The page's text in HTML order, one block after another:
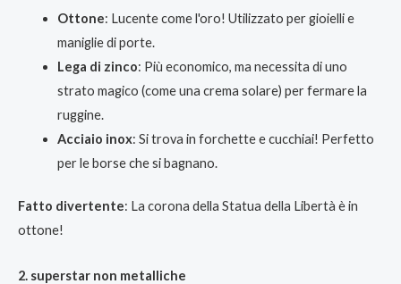
Ottone: Lucente come l'oro! Utilizzato per gioielli e
maniglie di porte.
Lega di zinco: Più economico, ma necessita di uno
strato magico (come una crema solare) per fermare la
ruggine.
Acciaio inox: Si trova in forchette e cucchiai! Perfetto
per le borse che si bagnano.
Fatto divertente: La corona della Statua della Libertà è in
ottone!
2. superstar non metalliche